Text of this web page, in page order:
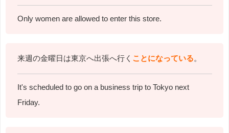
Only women are allowed to enter this store.
来週の金曜日は東京へ出張へ行く ことになっている。
It's scheduled to go on a business trip to Tokyo next
Friday.